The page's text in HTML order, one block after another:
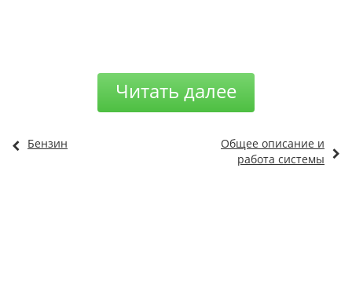
Читать далее
Бензин
Общее описание и
работа системы